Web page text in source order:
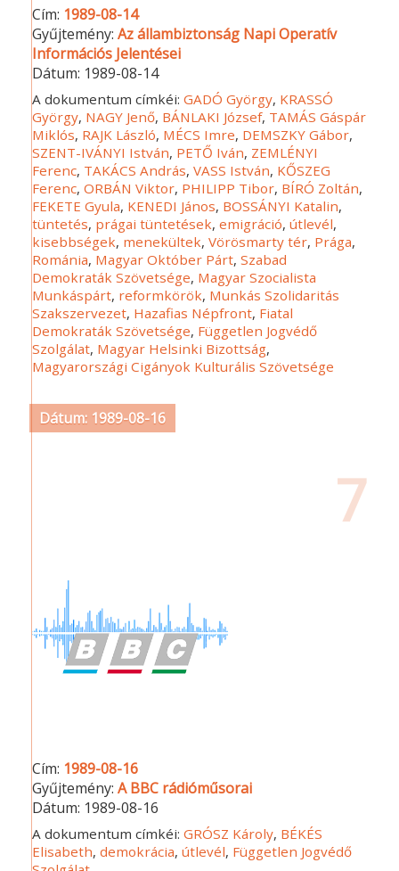
Cím: 1989-08-14
Gyűjtemény:Az állambiztonság Napi Operatív
Információs Jelentései
Dátum: 1989-08-14
A dokumentum címkéi:GADÓ György, KRASSÓ
György, NAGY Jenő, BÁNLAKI József, TAMÁS Gáspár
Miklós, RAJK László, MÉCS Imre, DEMSZKY Gábor,
SZENT-IVÁNYI István, PETŐ Iván, ZEMLÉNYI
Ferenc, TAKÁCS András,VASS István, KŐSZEG
Ferenc,ORBÁN Viktor, PHILIPP Tibor, BÍRÓ Zoltán,
FEKETE Gyula, KENEDI János, BOSSÁNYI Katalin,
tüntetés, prágai tüntetések,emigráció,útlevél,
kisebbségek, menekültek,Vörösmarty tér, Prága,
Románia, Magyar Október Párt,Szabad
Demokraták Szövetsége, Magyar Szocialista
Munkáspárt, reformkörök, Munkás Szolidaritás
Szakszervezet, Hazafias Népfront, Fiatal
Demokraták Szövetsége, Független Jogvédő
Szolgálat, Magyar Helsinki Bizottság,
Magyarországi Cigányok Kulturális Szövetsége
Dátum: 1989-08-16
7
Cím: 1989-08-16
Gyűjtemény:A BBC rádióműsorai
Dátum: 1989-08-16
A dokumentum címkéi:GRÓSZ Károly, BÉKÉS
Elisabeth,demokrácia,útlevél, Független Jogvédő